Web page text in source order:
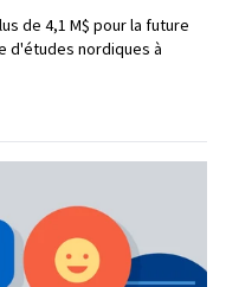
de 4,1 M$ pour la future
d'études nordiques à